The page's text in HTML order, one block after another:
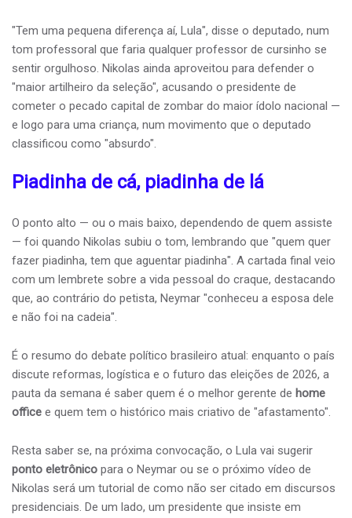
"Tem uma pequena diferença aí, Lula", disse o deputado, num
tom professoral que faria qualquer professor de cursinho se
sentir orgulhoso. Nikolas ainda aproveitou para defender o
"maior artilheiro da seleção", acusando o presidente de
cometer o pecado capital de zombar do maior ídolo nacional —
e logo para uma criança, num movimento que o deputado
classificou como "absurdo".
Piadinha de cá, piadinha de lá
O ponto alto — ou o mais baixo, dependendo de quem assiste
— foi quando Nikolas subiu o tom, lembrando que "quem quer
fazer piadinha, tem que aguentar piadinha". A cartada final veio
com um lembrete sobre a vida pessoal do craque, destacando
que, ao contrário do petista, Neymar "conheceu a esposa dele
e não foi na cadeia".
É o resumo do debate político brasileiro atual: enquanto o país
discute reformas, logística e o futuro das eleições de 2026, a
pauta da semana é saber quem é o melhor gerente de home
office e quem tem o histórico mais criativo de "afastamento".
Resta saber se, na próxima convocação, o Lula vai sugerir
ponto eletrônico para o Neymar ou se o próximo vídeo de
Nikolas será um tutorial de como não ser citado em discursos
presidenciais. De um lado, um presidente que insiste em